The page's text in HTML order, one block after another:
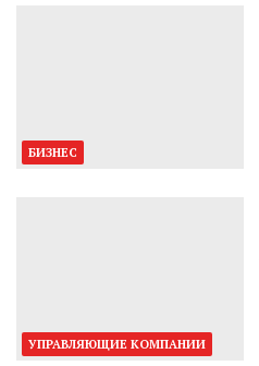
БИЗНЕС
УПРАВЛЯЮЩИЕ КОМПАНИИ